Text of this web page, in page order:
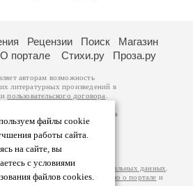
файлы cookie
работы сайта.
на сайте, вы
с условиями
файлов cookies.
Рецензии Поиск
Магазин
О портале Стихи.ру Проза.ру
авторам возможность
литературных произведений в
пользовательского договора
принадлежат авторам
произведений возможна
к которому вы можете
странице. Ответственность за
несут самостоятельно на
изаконодательства
Политики обработки персональных данных
более подробнуюинформацию о портале и